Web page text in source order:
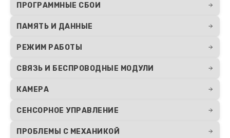
ПРОГРАММНЫЕ СБОИ
ПАМЯТЬ И ДАННЫЕ
РЕЖИМ РАБОТЫ
СВЯЗЬ И БЕСПРОВОДНЫЕ МОДУЛИ
КАМЕРА
СЕНСОРНОЕ УПРАВЛЕНИЕ
ПРОБЛЕМЫ С МЕХАНИКОЙ